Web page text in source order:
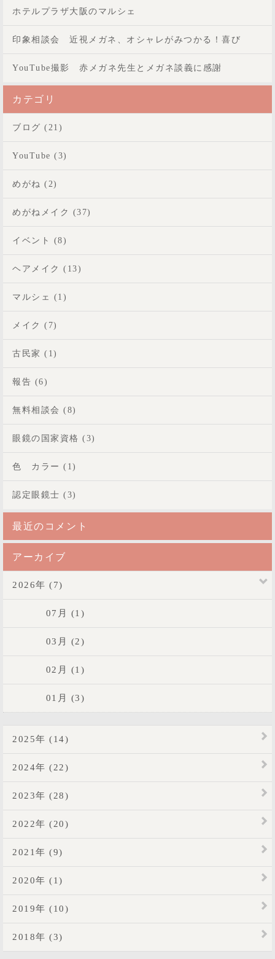
ホテルプラザ大阪のマルシェ
印象相談会 近視メガネ、オシャレがみつかる！喜び
YouTube撮影 赤メガネ先生とメガネ談義に感謝
カテゴリ
ブログ (21)
YouTube (3)
めがね (2)
めがねメイク (37)
イベント (8)
ヘアメイク (13)
マルシェ (1)
メイク (7)
古民家 (1)
報告 (6)
無料相談会 (8)
眼鏡の国家資格 (3)
色 カラー (1)
認定眼鏡士 (3)
最近のコメント
アーカイブ
2026年 (7)
07月 (1)
03月 (2)
02月 (1)
01月 (3)
2025年 (14)
2024年 (22)
2023年 (28)
2022年 (20)
2021年 (9)
2020年 (1)
2019年 (10)
2018年 (3)